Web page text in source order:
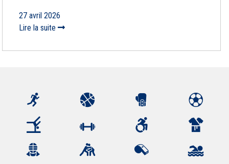
27 avril 2026
Lire la suite